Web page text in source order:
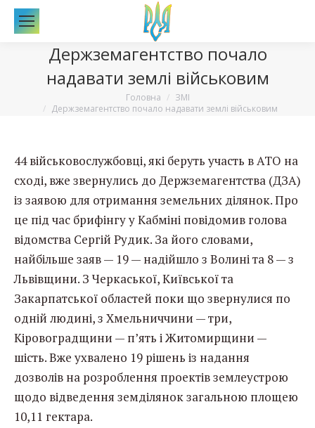
Держземагентство почало
надавати землі військовим
Головна
ЗМІ
Держземагентство почало надавати землі військовим
44 військовослужбовці, які беруть участь в АТО на
сході, вже звернулись до Держземагентства (ДЗА)
із заявою для отримання земельних ділянок. Про
це під час брифінгу у Кабміні повідомив голова
відомства Сергій Рудик. За його словами,
найбільше заяв — 19 — надійшло з Волині та 8 — з
Львівщини. З Черкаської, Київської та
Закарпатської областей поки що звернулися по
одній людині, з Хмельниччини — три,
Кіровоградщини — п’ять і Житомирщини —
шість.Вже ухвалено 19 рішень із надання
дозволів на розроблення проектів землеустрою
щодо відведення земділянок загальною площею
10,11 гектара.